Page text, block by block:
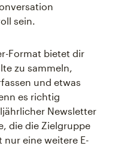
sein.
Format bietet dir
zu sammeln,
und etwas
es richtig
Newsletter
die die Zielgruppe
eine weitere E-